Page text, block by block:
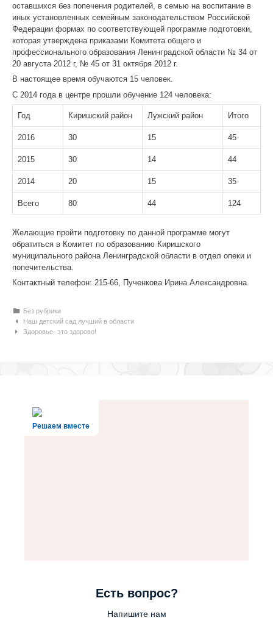
оставшихся без попечения родителей, в семью на воспитание в
иных установленных семейным законодательством Российской
Федерации формах по соответствующей программе подготовки,
которая утверждена приказами Комитета общего и
профессионального образования Ленинградской области № 34 от
20 августа 2012 г, № 45 от 31 октября 2012 г.
В настоящее время обучаются 15 человек.
С 2014 года в центре прошли обучение 124 человека:
Год Киришский район Лужский район Итого
2016 30 15 45
2015 30 14 44
2014 20 15 35
Всего 80 44 124
Желающие пройти подготовку по данной программе могут
обратиться в Комитет по образованию Киришского
муниципального района Ленинградской области в отдел опеки и
попечительства.
Контактный телефон: 215-66, Пученкова Ирина Александровна.
Рубрики
Без рубрики
Навигация по статьям
Наш детский сад лучший в области
Здоровье- это здорово!
Решаем вместе
Есть вопрос?
Напишите нам